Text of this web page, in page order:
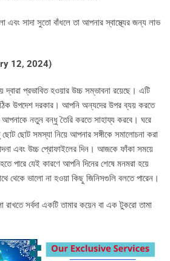
এবং সাদা সুতো বাঁধলে তা আপনার স্বাস্থ্যের জন্য লাভ
12, 2024)
প্রভাবিত হওয়ার উচ্চ সম্ভাবনা রয়েছে। এটি
উপদেশ দরকার। আপনি অন্যদের উপর ব্যয় করতে
নতুন বন্ধু তৈরি করতে সাহায্য করবে। ঘরে
ছোট সমস্যা নিয়ে আপনার সঙ্গীকে সমালোচনা করা
এবং উচ্চ প্রোফাইলের দিন। আজকে ফাঁকা সময়ে
পারে যেই কারণে আপনি দিনের শেষে মনমরা হয়ে
থেকে ভালো না হওয়া কিছু জিনিসগুলি বলতে পারেন।
রাখতে সর্বদা একটি তামার কয়েন বা এক টুকরো তামা